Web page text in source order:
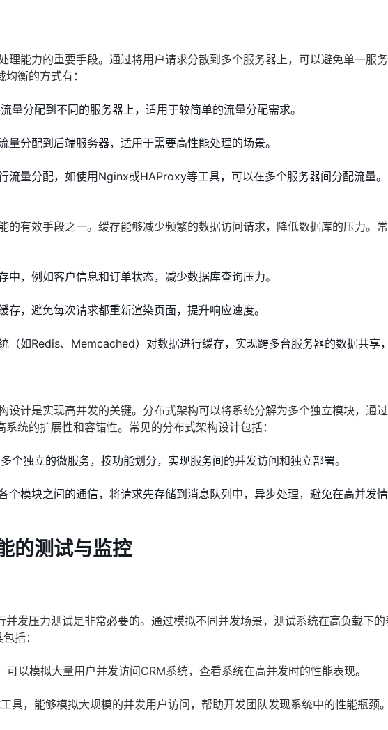
理能力的重要手段。通过将用户请求分散到多个服务器上，可以避免单一服务
衡的方式有：
量分配到不同的服务器上，适用于较简单的流量分配需求。
量分配到后端服务器，适用于需要高性能处理的场景。
流量分配，如使用Nginx或HAProxy等工具，可以在多个服务器间分配流量。
的有效手段之一。缓存能够减少频繁的数据访问请求，降低数据库的压力。
中，例如客户信息和订单状态，减少数据库查询压力。
存，避免每次请求都重新渲染页面，提升响应速度。
（如Redis、Memcached）对数据进行缓存，实现跨多台服务器的数据共享
设计是实现高并发的关键。分布式架构可以将系统分解为多个独立模块，通
统的扩展性和容错性。常见的分布式架构设计包括：
个独立的微服务，按功能划分，实现服务间的并发访问和独立部署。
个模块之间的通信，将请求先存储到消息队列中，异步处理，避免在高并发
的测试与监控
发压力测试是非常必要的。通过模拟不同并发场景，测试系统在高负载下的
括：
可以模拟大量用户并发访问CRM系统，查看系统在高并发时的性能表现。
具，能够模拟大规模的并发用户访问，帮助开发团队发现系统中的性能瓶颈。